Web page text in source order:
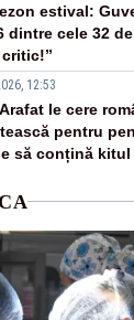
estival:
dintre cele 32
critic!”
12:53
le cere
pentru
să conțină kitul